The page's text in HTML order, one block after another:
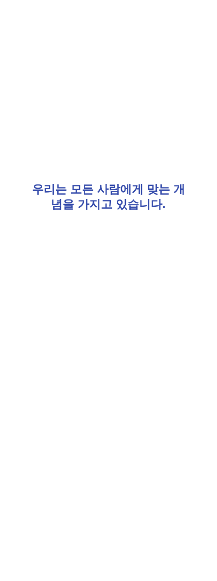
우리는 모든 사람에게 맞는 개
념을 가지고 있습니다.